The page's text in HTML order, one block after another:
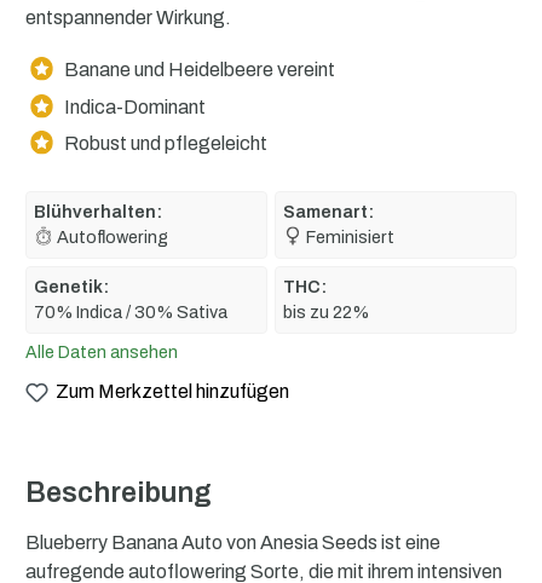
entspannender Wirkung.
Banane und Heidelbeere vereint
Indica-Dominant
Robust und pflegeleicht
Blühverhalten:
Autoflowering
Samenart:
Feminisiert
Genetik:
70% Indica / 30% Sativa
THC:
bis zu 22%
Alle Daten ansehen
Zum Merkzettel hinzufügen
Beschreibung
Blueberry Banana Auto von Anesia Seeds ist eine
aufregende autoflowering Sorte, die mit ihrem intensiven